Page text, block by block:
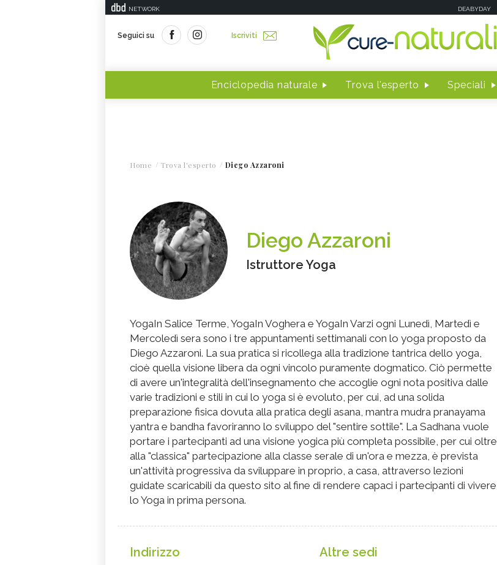
NETWORK DEABYDAY
Seguici su Iscriviti
Enciclopedia naturale Trova l'esperto Speciali
Home Trova l'esperto Diego Azzaroni
Diego Azzaroni
Istruttore Yoga
YogaIn Salice Terme, YogaIn Voghera e YogaIn Varzi ogni Lunedì, Martedì e
Mercoledì sera sono i tre appuntamenti settimanali con lo yoga proposto da
Diego Azzaroni. La sua pratica si ricollega alla tradizione tantrica dello yoga,
cioè quella visione libera da ogni vincolo puramente dogmatico. Ciò permette
di avere un'integralità dell'insegnamento che accoglie ogni nota positiva dalle
varie tradizioni e stili in cui lo yoga si è evoluto, per cui, ad una solida
preparazione fisica dovuta alla pratica degli asana, mantra mudra pranayama
yantra e bandha favoriranno lo sviluppo del "sentire sottile". La Sadhana vuole
portare i partecipanti ad una visione yogica più completa possibile, per cui oltre
alla "classica" partecipazione alla classe serale di un'ora e mezza, è prevista
un'attività progressiva da sviluppare in proprio, a casa, attraverso lezioni
guidate scaricabili da questo sito al fine di rendere capaci i partecipanti di vivere
lo Yoga in prima persona.
Indirizzo Altre sedi